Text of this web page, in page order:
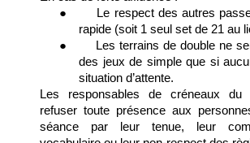
●
Le respect des autres
rapide (soit 1 seul set de 21 au
●
Les terrains de double ne
des jeux de simple que si
situation d’attente.
Les responsables de créneaux du
refuser toute présence aux
séance par leur tenue, leur